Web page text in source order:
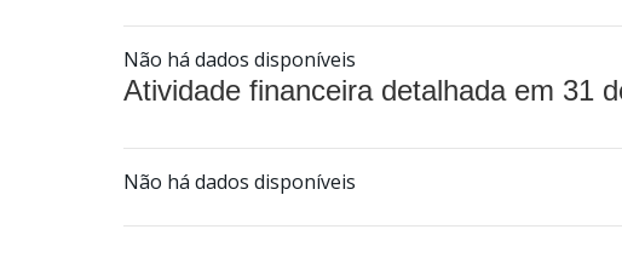
Não há dados disponíveis
Atividade financeira detalhada em 31
Não há dados disponíveis